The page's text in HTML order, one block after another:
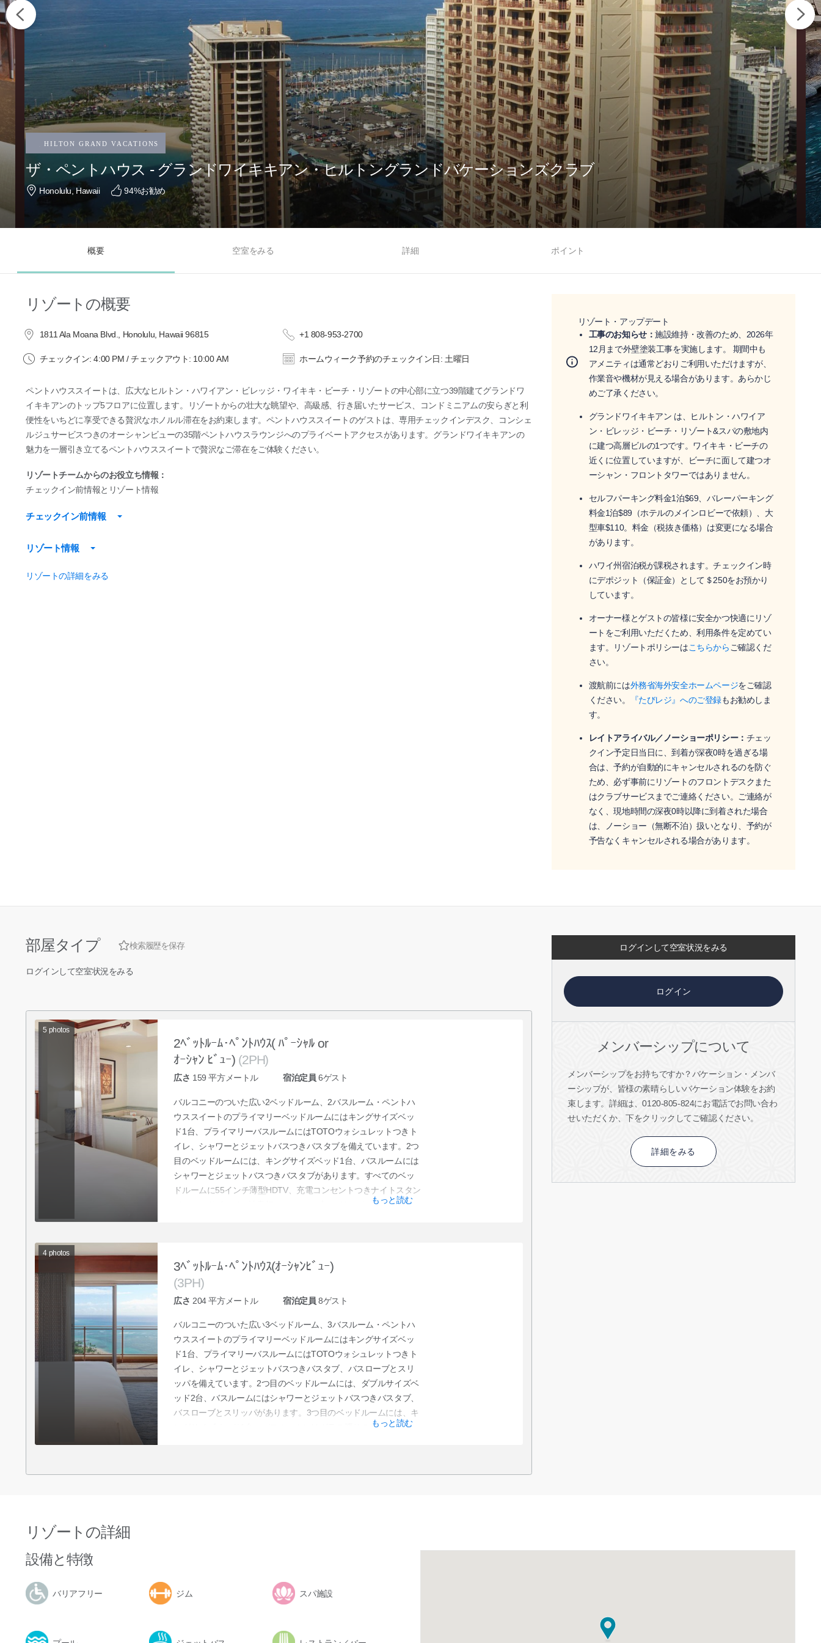
ザ・ペントハウス - グランドワイキキアン・ヒルトングランドバケーションズクラブ
Honolulu, Hawaii 94%お勧め
概要 空室をみる 詳細 ポイント
リゾートの概要
1811 Ala Moana Blvd., Honolulu, Hawaii 96815 +1 808-953-2700
チェックイン: 4:00 PM / チェックアウト: 10:00 AM ホームウィーク予約のチェックイン日: 土曜日
ペントハウススイートは、広大なヒルトン・ハワイアン・ビレッジ・ワイキキ・ビーチ・リゾートの中心部に立つ39階建てグランドワ
イキキアンのトップ5フロアに位置します。リゾートからの壮大な眺望や、高級感、行き届いたサービス、コンドミニアムの安らぎと利
便性をいちどに享受できる贅沢なホノルル滞在をお約束します。ペントハウススイートのゲストは、専用チェックインデスク、コンシェ
ルジュサービスつきのオーシャンビューの35階ペントハウスラウンジへのプライベートアクセスがあります。グランドワイキキアンの
魅力を一層引き立てるペントハウススイートで贅沢なご滞在をご体験ください。
リゾートチームからのお役立ち情報：
チェックイン前情報とリゾート情報
チェックイン前情報
リゾート情報
リゾートの詳細をみる
リゾート・アップデート
工事のお知らせ：施設維持・改善のため、2026年
12月まで外壁塗装工事を実施します。 期間中も
アメニティは通常どおりご利用いただけますが、
作業音や機材が見える場合があります。あらかじ
めご了承ください。
グランドワイキキアン は、ヒルトン・ハワイア
ン・ビレッジ・ビーチ・リゾート&スパの敷地内
に建つ高層ビルの1つです。ワイキキ・ビーチの
近くに位置していますが、ビーチに面して建つオ
ーシャン・フロントタワーではありません。
セルフパーキング料金1泊$69、バレーパーキング
料金1泊$89（ホテルのメインロビーで依頼）、大
型車$110。料金（税抜き価格）は変更になる場合
があります。
ハワイ州宿泊税が課税されます。チェックイン時
にデポジット（保証金）として＄250をお預かり
しています。
オーナー様とゲストの皆様に安全かつ快適にリゾ
ートをご利用いただくため、利用条件を定めてい
ます。リゾートポリシーはこちらから ご確認くだ
さい。
渡航前には外務省海外安全ホームページをご確認
ください。
『たびレジ』へのご登録もお勧めしま
す。
レイトアライバル／ノーショーポリシー： チェッ
クイン予定日当日に、到着が深夜0時を過ぎる場
合は、予約が自動的にキャンセルされるのを防ぐ
ため、必ず事前にリゾートのフロントデスクまた
はクラブサービスまでご連絡ください。ご連絡が
なく、現地時間の深夜0時以降に到着された場合
は、ノーショー（無断不泊）扱いとなり、予約が
予告なくキャンセルされる場合があります。
ログインして空室状況をみる
ログイン
メンバーシップについて
メンバーシップをお持ちですか？バケーション・メンバ
ーシップが、皆様の素晴らしいバケーション体験をお約
束します。詳細は、0120-805-824にお電話でお問い合わ
せいただくか、下をクリックしてご確認ください。
詳細をみる
部屋タイプ 検索履歴を保存
ログインして空室状況をみる
5 photos
2ﾍﾞｯﾄﾙｰﾑ･ﾍﾟﾝﾄﾊｳｽ( ﾊﾟｰｼｬﾙ or
ｵｰｼｬﾝ ﾋﾞｭｰ) (2PH)
広さ 159 平方メートル 宿泊定員 6ゲスト
バルコニーのついた広い2ベッドルーム、2バスルーム・ペントハ
ウススイートのプライマリーベッドルームにはキングサイズベッ
ド1台、プライマリーバスルームにはTOTOウォシュレットつきト
イレ、シャワーとジェットバスつきバスタブを備えています。2つ
目のベッドルームには、キングサイズベッド1台、バスルームには
シャワーとジェットバスつきバスタブがあります。すべてのベッ
ドルームに55インチ薄型HDTV、充電コンセントつきナイトスタン
ド、ヘッドボードに読書灯、バスローブとスリッパ、プライマリ
ッド、コンロ、オーブン、冷蔵庫、食器洗浄器、日本食器、ティ
ーポットセット、ブレンダー、コーヒーメーカー、電子レンジ、
電気ポットと炊飯器のあるフルキッチン、洗濯機と乾燥機を備え
ています。ペントハウスのゲストは35階にあるペントハウスラウ
ンジをご利用いただけます。ラウンジではチェックイン/チェック
アウトやコンシェルジュサービスを提供しています。
もっと読む
4 photos
3ﾍﾞｯﾄﾙｰﾑ･ﾍﾟﾝﾄﾊｳｽ(ｵｰｼｬﾝﾋﾞｭｰ)
(3PH)
広さ 204平方メートル 宿泊定員 8ゲスト
バルコニーのついた広い3ベッドルーム、3バスルーム・ペントハ
ウススイートのプライマリーベッドルームにはキングサイズベッ
ド1台、プライマリーバスルームにはTOTOウォシュレットつきト
イレ、シャワーとジェットバスつきバスタブ、バスローブとスリ
ッパを備えています。2つ目のベッドルームには、ダブルサイズベ
ッド2台、バスルームにはシャワーとジェットバスつきバスタブ、
バスローブとスリッパがあります。3つ目のベッドルームには、キ
ングサイズベッド1台、バスルームにはガラス張りのシャワールー
クイン/チェックアウトやコンシェルジュサービスを提供していま
もっと読む
リゾートの詳細
設備と特徴
バリアフリー ジム スパ施設